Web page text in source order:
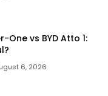
One vs BYD Atto 1:
6, 2026